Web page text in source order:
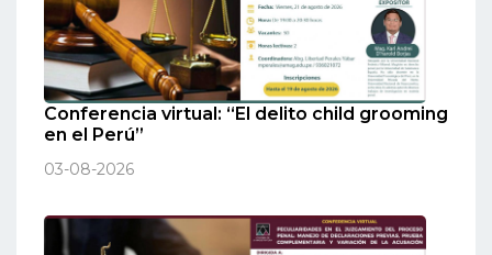
Conferencia virtual: “El delito child grooming
en el Perú”
03-08-2026